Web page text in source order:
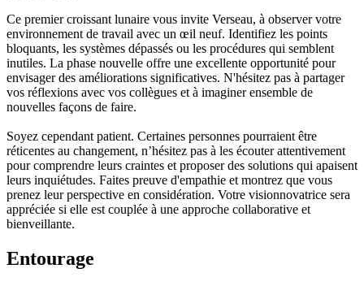
Ce premier croissant lunaire vous invite Verseau, à observer votre
environnement de travail avec un œil neuf. Identifiez les points
bloquants, les systèmes dépassés ou les procédures qui semblent
inutiles. La phase nouvelle offre une excellente opportunité pour
envisager des améliorations significatives. N'hésitez pas à partager
vos réflexions avec vos collègues et à imaginer ensemble de
nouvelles façons de faire.
Soyez cependant patient. Certaines personnes pourraient être
réticentes au changement, n’hésitez pas à les écouter attentivement
pour comprendre leurs craintes et proposer des solutions qui apaisent
leurs inquiétudes. Faites preuve d'empathie et montrez que vous
prenez leur perspective en considération. Votre visionnovatrice sera
appréciée si elle est couplée à une approche collaborative et
bienveillante.
Entourage